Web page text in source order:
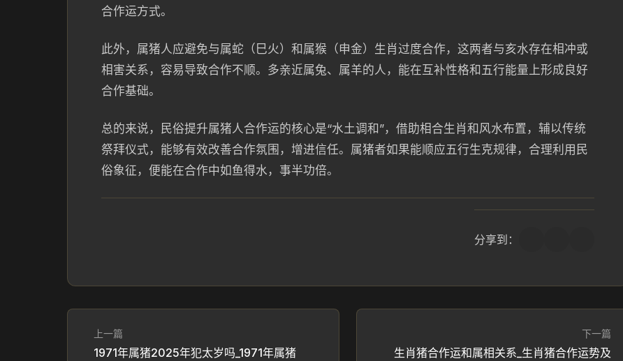
合作运方式。
此外，属猪人应避免与属蛇（巳火）和属猴（申金）生肖过度合作，这两者与亥水存在相冲或
相害关系，容易导致合作不顺。多亲近属兔、属羊的人，能在互补性格和五行能量上形成良好
合作基础。
总的来说，民俗提升属猪人合作运的核心是“水土调和”，借助相合生肖和风水布置，辅以传统
祭拜仪式，能够有效改善合作氛围，增进信任。属猪者如果能顺应五行生克规律，合理利用民
俗象征，便能在合作中如鱼得水，事半功倍。
分享到：
上一篇
1971年属猪2025年犯太岁吗_1971年属猪
下一篇
生肖猪合作运和属相关系_生肖猪合作运势及